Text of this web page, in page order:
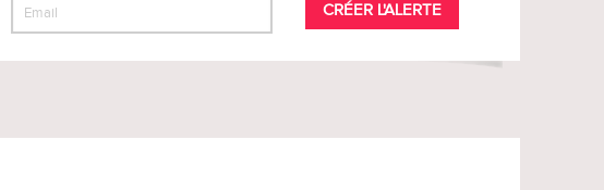
CRÉER L'ALERTE